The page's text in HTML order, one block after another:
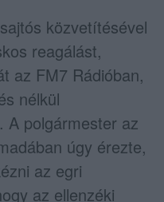
közvetítésével
reagálást,
az FM7 Rádióban,
nélkül
A polgármester az
úgy érezte,
az egri
az ellenzéki